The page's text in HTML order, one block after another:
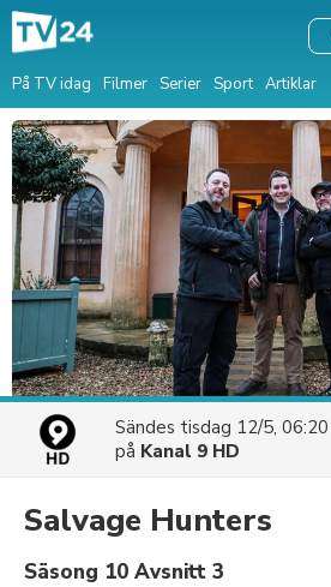
På TV idag Filmer Serier Sport Artiklar
Sändes tisdag 12/5,
på Kanal 9 HD
Salvage Hunters
Säsong 10 Avsnitt 3